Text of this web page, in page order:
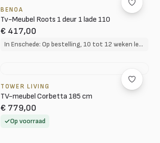
BENOA
Tv-Meubel Roots 1 deur 1 lade 110
€ 417,00
In Enschede: Op bestelling, 10 tot 12 weken levertijd
TOWER LIVING
TV-meubel Corbetta 185 cm
€ 779,00
Op voorraad